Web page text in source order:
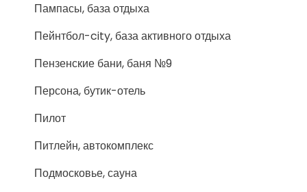
Пампасы, база отдыха
Пейнтбол-city, база активного отдыха
Пензенские бани, баня №9
Персона, бутик-отель
Пилот
Питлейн, автокомплекс
Подмосковье, сауна